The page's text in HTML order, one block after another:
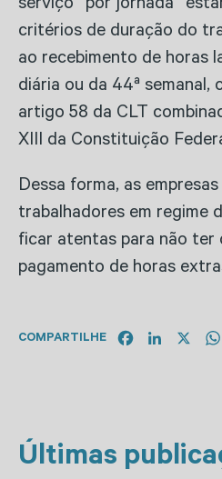
serviço “por jornada”
critérios de duração do
ao recebimento de horas
diária ou da 44ª semanal,
artigo 58 da CLT
XIII da Constituição
Dessa forma, as
trabalhadores em regime
ficar atentas para não ter
pagamento de horas
COMPARTILHE FacebookLinkedIn
Últimas